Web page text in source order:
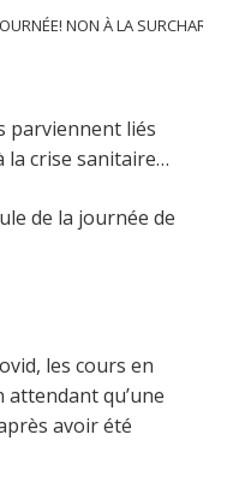
NON À LA
parviennent liés
la crise sanitaire…
de la journée de
les cours en
qu’une
avoir été